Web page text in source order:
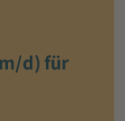
d) für